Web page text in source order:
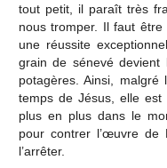
tout petit, il paraît très
nous tromper. Il faut
une réussite
grain de sénevé
potagères. Ainsi, malgré
temps de Jésus, elle est
plus en plus dans le
pour contrer l’œuvre
l’arrêter.